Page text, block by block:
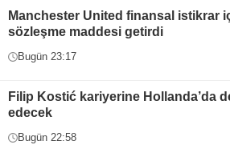
Manchester United finansal istikrar
sözleşme maddesi getirdi
Bugün 23:17
Filip Kostić kariyerine Hollanda’da
edecek
Bugün 22:58